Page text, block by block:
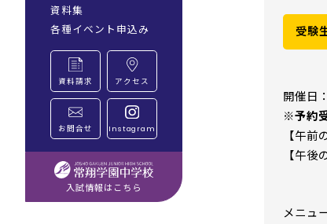
資料集
各種イベント申込み
資料請求 アクセス
お問合せ Instagram
入試情報はこちら
受験
開催日
※予約
【午
【午
メニュ